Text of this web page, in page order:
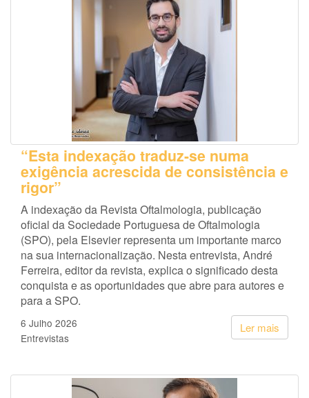
“Esta indexação traduz-se numa
exigência acrescida de consistência e
rigor”
A indexação da Revista Oftalmologia, publicação
oficial da Sociedade Portuguesa de Oftalmologia
(SPO), pela Elsevier representa um importante marco
na sua internacionalização. Nesta entrevista, André
Ferreira, editor da revista, explica o significado desta
conquista e as oportunidades que abre para autores e
para a SPO.
Ler mais
6 Julho 2026
Entrevistas